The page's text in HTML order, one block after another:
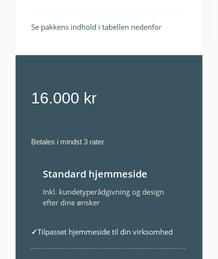
Se pakkens indhold i tabellen nedenfor
16.000 kr
Betales i mindst 3 rater
Standard hjemmeside
Inkl. kundetyperådgivning og design
efter dine ønsker
✓Tilpasset hjemmeside til din virksomhed